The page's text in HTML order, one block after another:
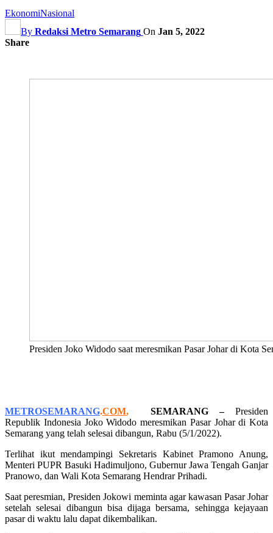
EkonomiNasional
By Redaksi Metro Semarang On Jan 5, 2022
Share
Presiden Joko Widodo saat meresmikan Pasar Johar di Kota
METROSEMARANG.COM, SEMARANG – Presiden
Republik Indonesia Joko Widodo meresmikan Pasar Johar di Kota
Semarang yang telah selesai dibangun, Rabu (5/1/2022).
Terlihat ikut mendampingi Sekretaris Kabinet Pramono Anung,
Menteri PUPR Basuki Hadimuljono, Gubernur Jawa Tengah Ganjar
Pranowo, dan Wali Kota Semarang Hendrar Prihadi.
Saat peresmian, Presiden Jokowi meminta agar kawasan Pasar Johar
setelah selesai dibangun bisa dijaga bersama, sehingga kejayaan
pasar di waktu lalu dapat dikembalikan.